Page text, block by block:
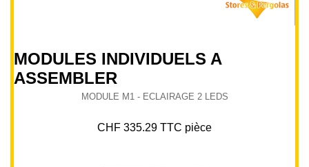
MODULE M1 - ECLAIRAGE 2 LEDS
CHF 335.29 TTC pièce